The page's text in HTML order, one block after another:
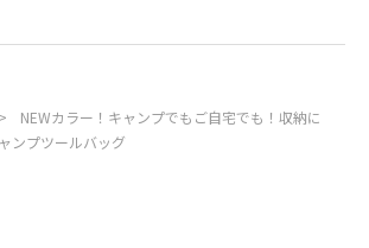
>
NEWカラー！キャンプでもご自宅でも！収納に
ンプツールバッグ